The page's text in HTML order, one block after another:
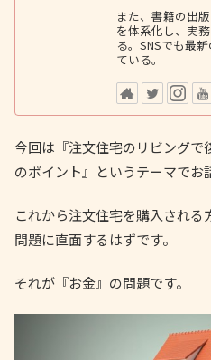
また、書籍の出
を体系化し、実
る。SNSでも最
ている。
今回は『注文住宅のリビング
のポイント』というテーマでお
これから注文住宅を購入される
問題に直面するはずです。
それが『お金』の問題です。